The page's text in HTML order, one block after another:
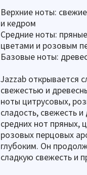
Верхние ноты:
и кедром
Средние ноты:
цветами и розовым
Базовые ноты:
Jazzab открывается
свежестью и
ноты цитрусовых,
сладость, свежесть
средних нот пряных,
розовых перцовых
глубоким. Он
сладкую свежесть и